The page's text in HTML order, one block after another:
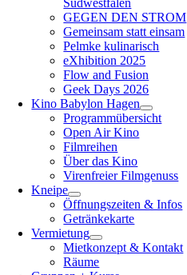
Südwestfalen
GEGEN DEN STROM
Gemeinsam statt einsam
Pelmke kulinarisch
eXhibition 2025
Flow and Fusion
Geek Days 2026
Kino Babylon Hagen
Programmübersicht
Open Air Kino
Filmreihen
Über das Kino
Virenfreier Filmgenuss
Kneipe
Öffnungszeiten & Infos
Getränkekarte
Vermietung
Mietkonzept & Kontakt
Räume